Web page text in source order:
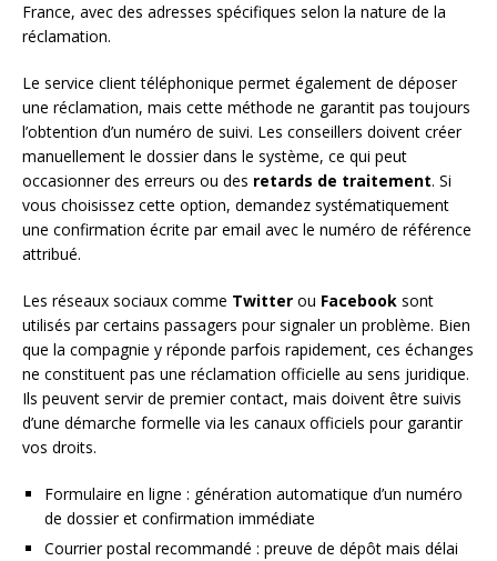
France, avec des adresses spécifiques selon la nature de la
réclamation.
Le service client téléphonique permet également de déposer
une réclamation, mais cette méthode ne garantit pas toujours
l’obtention d’un numéro de suivi. Les conseillers doivent créer
manuellement le dossier dans le système, ce qui peut
occasionner des erreurs ou des retards de traitement. Si
vous choisissez cette option, demandez systématiquement
une confirmation écrite par email avec le numéro de référence
attribué.
Les réseaux sociaux comme Twitter ou Facebook sont
utilisés par certains passagers pour signaler un problème. Bien
que la compagnie y réponde parfois rapidement, ces échanges
ne constituent pas une réclamation officielle au sens juridique.
Ils peuvent servir de premier contact, mais doivent être suivis
d’une démarche formelle via les canaux officiels pour garantir
vos droits.
Formulaire en ligne : génération automatique d’un numéro
de dossier et confirmation immédiate
Courrier postal recommandé : preuve de dépôt mais délai